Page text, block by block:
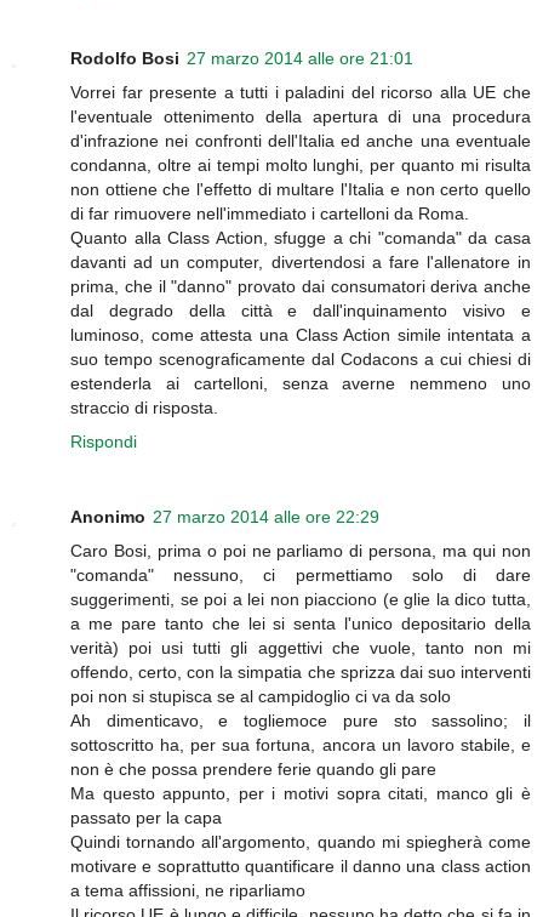
Rodolfo Bosi 27 marzo 2014 alle ore 21:01
Vorrei far presente a tutti i paladini del ricorso alla UE che
l'eventuale ottenimento della apertura di una procedura
d'infrazione nei confronti dell'Italia ed anche una eventuale
condanna, oltre ai tempi molto lunghi, per quanto mi risulta
non ottiene che l'effetto di multare l'Italia e non certo quello
di far rimuovere nell'immediato i cartelloni da Roma.
Quanto alla Class Action, sfugge a chi "comanda" da casa
davanti ad un computer, divertendosi a fare l'allenatore in
prima, che il "danno" provato dai consumatori deriva anche
dal degrado della città e dall'inquinamento visivo e
luminoso, come attesta una Class Action simile intentata a
suo tempo scenograficamente dal Codacons a cui chiesi di
estenderla ai cartelloni, senza averne nemmeno uno
straccio di risposta.
Rispondi
Anonimo 27 marzo 2014 alle ore 22:29
Caro Bosi, prima o poi ne parliamo di persona, ma qui non
"comanda" nessuno, ci permettiamo solo di dare
suggerimenti, se poi a lei non piacciono (e glie la dico tutta,
a me pare tanto che lei si senta l'unico depositario della
verità) poi usi tutti gli aggettivi che vuole, tanto non mi
offendo, certo, con la simpatia che sprizza dai suo interventi
poi non si stupisca se al campidoglio ci va da solo
Ah dimenticavo, e togliemoce pure sto sassolino; il
sottoscritto ha, per sua fortuna, ancora un lavoro stabile, e
non è che possa prendere ferie quando gli pare
Ma questo appunto, per i motivi sopra citati, manco gli è
passato per la capa
Quindi tornando all'argomento, quando mi spiegherà come
motivare e soprattutto quantificare il danno una class action
a tema affissioni, ne riparliamo